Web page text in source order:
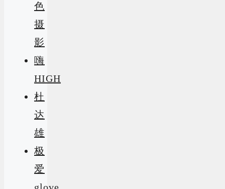
色
摄
影
嗨
HIGH
杜
达
雄
极
爱